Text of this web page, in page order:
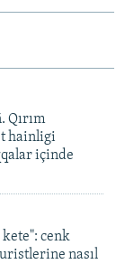
Qırım
hainligi
içinde
kete": cenk
nasıl